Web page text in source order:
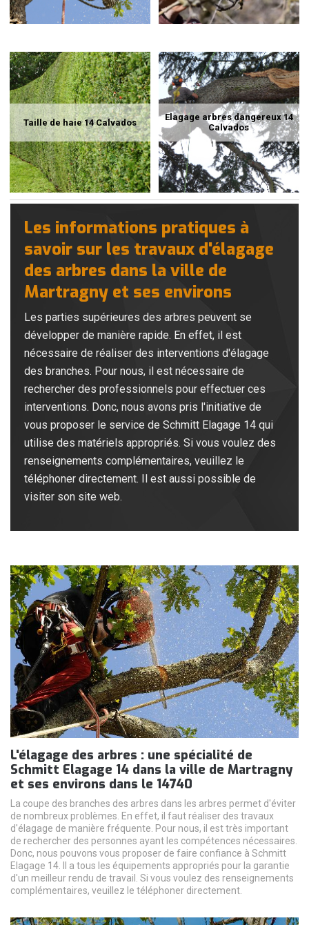
Taille de haie 14 Calvados
Elagage arbres dangereux 14
Calvados
Les informations pratiques à
savoir sur les travaux d'élagage
des arbres dans la ville de
Martragny et ses environs
Les parties supérieures des arbres peuvent se
développer de manière rapide. En effet, il est
nécessaire de réaliser des interventions d'élagage
des branches. Pour nous, il est nécessaire de
rechercher des professionnels pour effectuer ces
interventions. Donc, nous avons pris l'initiative de
vous proposer le service de Schmitt Elagage 14 qui
utilise des matériels appropriés. Si vous voulez des
renseignements complémentaires, veuillez le
téléphoner directement. Il est aussi possible de
visiter son site web.
L'élagage des arbres : une spécialité de
Schmitt Elagage 14 dans la ville de Martragny
et ses environs dans le 14740
La coupe des branches des arbres dans les arbres permet d'éviter
de nombreux problèmes. En effet, il faut réaliser des travaux
d'élagage de manière fréquente. Pour nous, il est très important
de rechercher des personnes ayant les compétences nécessaires.
Donc, nous pouvons vous proposer de faire confiance à Schmitt
Elagage 14. Il a tous les équipements appropriés pour la garantie
d'un meilleur rendu de travail. Si vous voulez des renseignements
complémentaires, veuillez le téléphoner directement.